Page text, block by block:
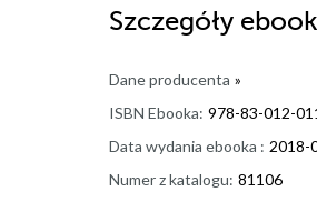
Szczegóły
Dane producenta »
ISBN Ebooka: 978-83-012-
Data wydania ebooka : 2018-
Numer z katalogu: 81106